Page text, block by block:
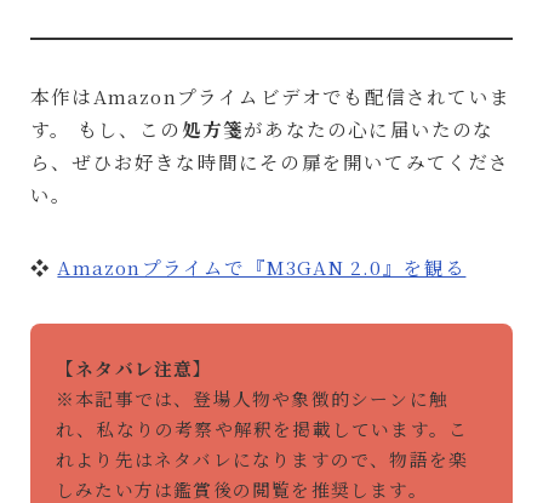
本作はAmazonプライムビデオでも配信されていま
す。 もし、この 処方箋があなたの心に届いたのな
ら、ぜひお好きな時間にその扉を開いてみてくださ
い。
❖ Amazonプライムで『M3GAN 2.0』を観る
【ネタバレ注意】
※本記事では、登場人物や象徴的シーンに触
れ、私なりの考察や解釈を掲載しています。こ
れより先はネタバレになりますので、物語を楽
しみたい方は鑑賞後の閲覧を推奨します。